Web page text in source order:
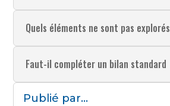
Quels éléments ne sont pas explorés
Faut-il compléter un bilan standard
Publié par...